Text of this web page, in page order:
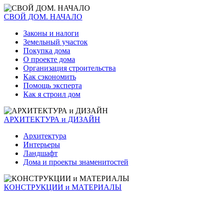
СВОЙ ДОМ. НАЧАЛО
Законы и налоги
Земельный участок
Покупка дома
О проекте дома
Организация строительства
Как сэкономить
Помощь эксперта
Как я строил дом
АРХИТЕКТУРА и ДИЗАЙН
Архитектура
Интерьеры
Ландшафт
Дома и проекты знаменитостей
КОНСТРУКЦИИ и МАТЕРИАЛЫ